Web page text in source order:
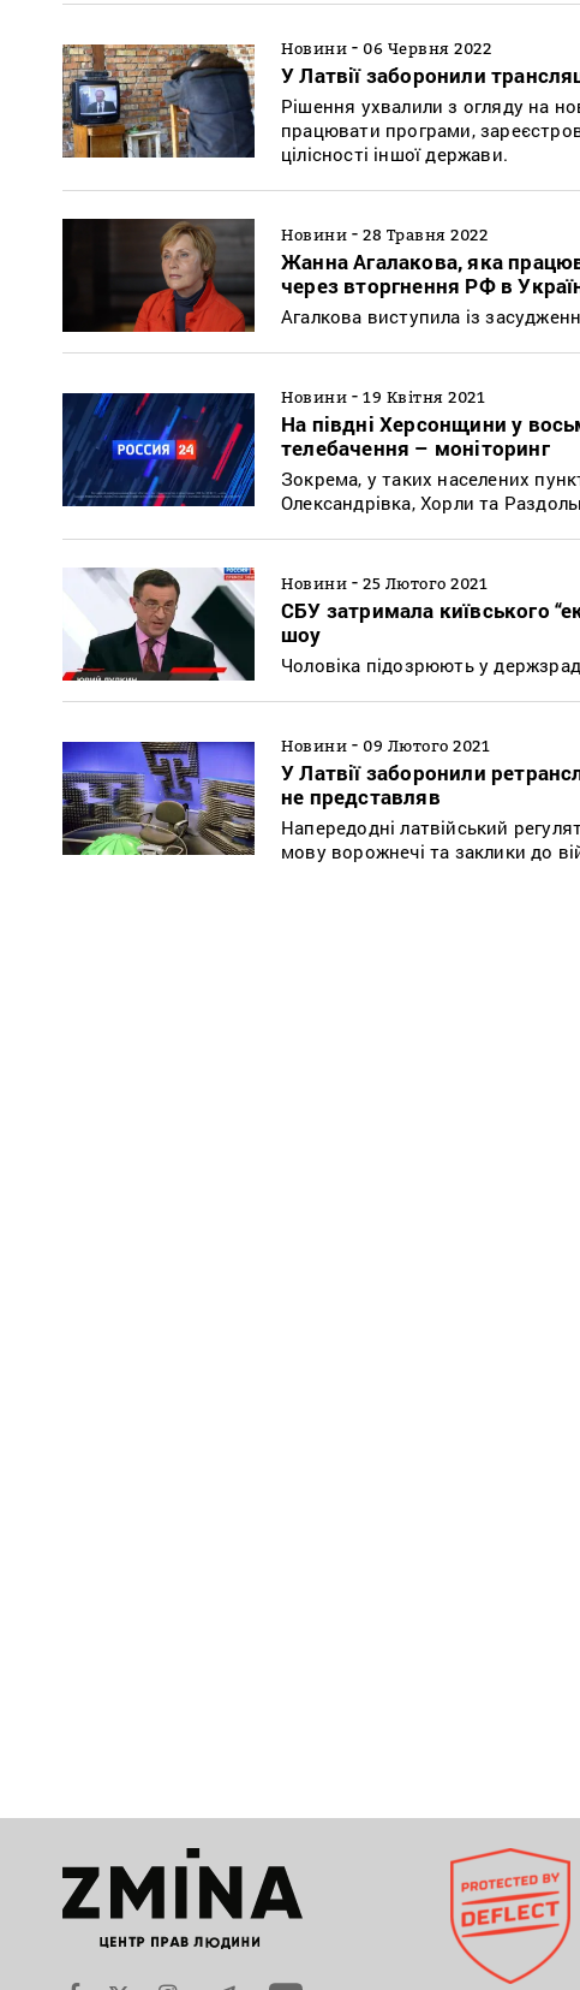
Новини - 06 Червня 2022
У Латвії заборонили
Рішення ухвалили з огляду на
працювати програми,
цілісності іншої держави.
Новини - 28 Травня 2022
Жанна Агалакова, яка
через вторгнення РФ в
Агалкова виступила із
Новини - 19 Квітня 2021
На півдні Херсонщини у
телебачення – моніторинг
Зокрема, у таких населених
Олександрівка, Хорли та
Новини - 25 Лютого 2021
СБУ затримала київського
шоу
Чоловіка підозрюють у
Новини - 09 Лютого 2021
У Латвії заборонили
не представляв
Напередодні латвійський
мову ворожнечі та заклики до